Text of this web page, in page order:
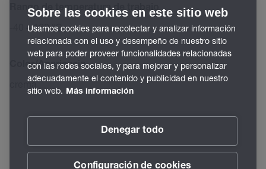
Rango de temperatura de trabajo
-40 – 160 °C
Color/Apariencia
crema
Sobre las cookies en este sitio web
Usamos cookies para recolectar y analizar información
relacionada con el uso y desempeño de nuestro sitio
web para poder proveer funcionalidades relacionadas
con las redes sociales, y para mejorar y personalizar
adecuadamente el contenido y publicidad en nuestro
sitio web. Más información
Denegar todo
Configuración de cookies